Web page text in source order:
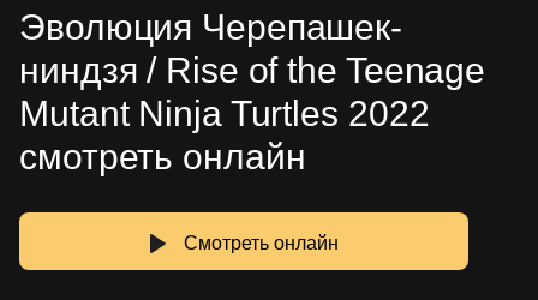
Эволюция Черепашек-
ниндзя / Rise of the Teenage
Mutant Ninja Turtles 2022
смотреть онлайн
Смотреть онлайн